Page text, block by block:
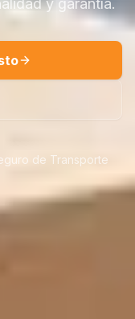
y garantía.
de Transporte